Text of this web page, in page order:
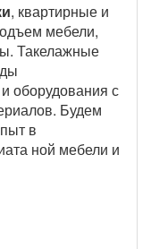
, квартирные и
мебели,
Такелажные
оборудования с
Будем
в
ной мебели и